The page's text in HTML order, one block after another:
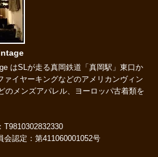
はSLが走る真岡鉄道「真岡駅」東口か
ァイヤーキングなどのアメリカンヴィン
のメンズアパレル、ヨーロッパ古着類を
T9810302832330
認定：第411060001052号